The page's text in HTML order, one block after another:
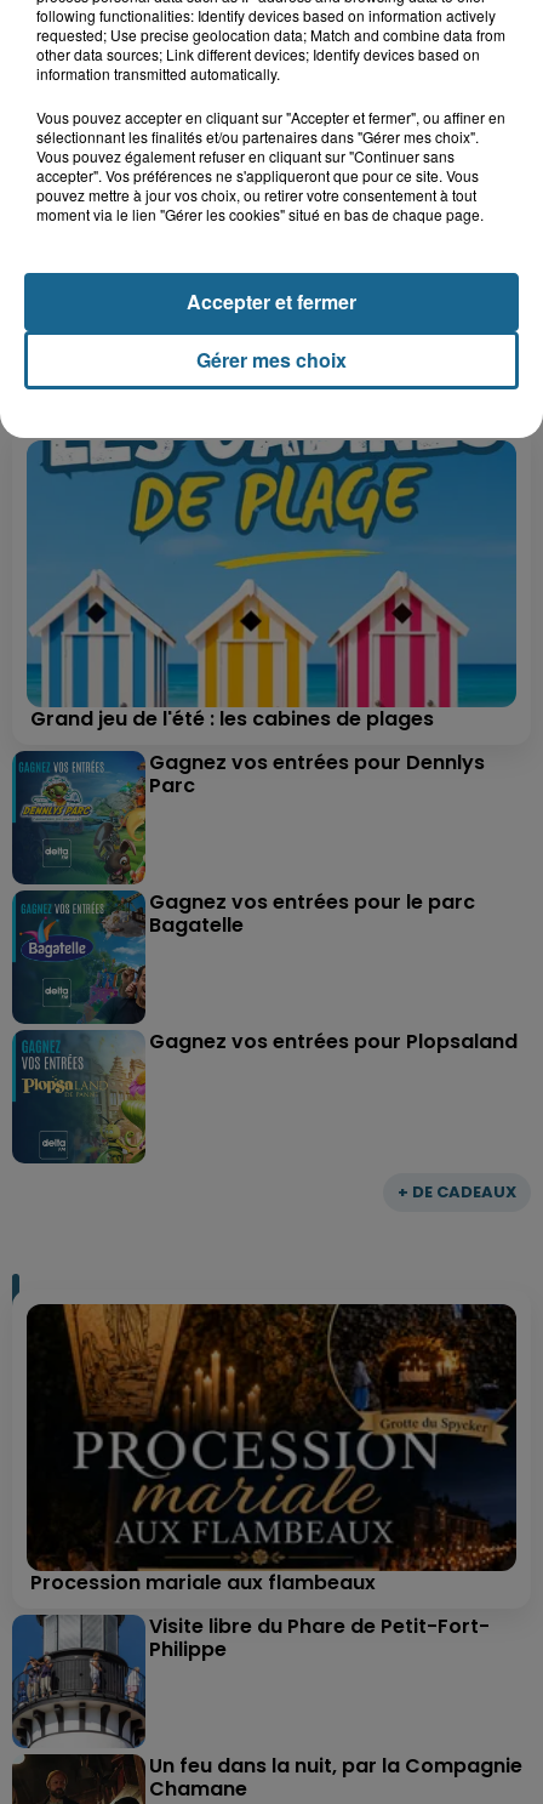
Le cirque Benzini n’a pas fait rire tout
le monde cette semaine à...
7h05
Une femme chute du deuxième étage
après un différend familial à...
A GAGNER
+ DE CADEAUX
Grand jeu de l'été : les cabines de plages
Gagnez vos entrées pour Dennlys
Parc
Gagnez vos entrées pour le parc
Bagatelle
Gagnez vos entrées pour Plopsaland
Procession mariale aux flambeaux
Visite libre du Phare de Petit-Fort-
Philippe
Un feu dans la nuit, par la Compagnie
Chamane
following functionalities: Identify devices based on information actively
requested; Use precise geolocation data; Match and combine data from
other data sources; Link different devices; Identify devices based on
information transmitted automatically.
Vous pouvez accepter en cliquant sur "Accepter et fermer", ou affiner en
sélectionnant les finalités et/ou partenaires dans "Gérer mes choix".
Vous pouvez également refuser en cliquant sur "Continuer sans
accepter". Vos préférences ne s'appliqueront que pour ce site. Vous
pouvez mettre à jour vos choix, ou retirer votre consentement à tout
moment via le lien "Gérer les cookies" situé en bas de chaque page.
Gérer mes choix
Accepter et fermer